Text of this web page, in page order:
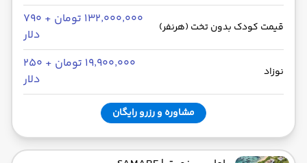
قیمت کودک بدون تخت (هرنفر)
۱۳۲٬۰۰۰٬۰۰۰ تومان + ۷۹۰
دلار
نوزاد
۱۹٬۹۰۰٬۰۰۰ تومان + ۲۵۰
دلار
مشاوره و رزرو رایگان